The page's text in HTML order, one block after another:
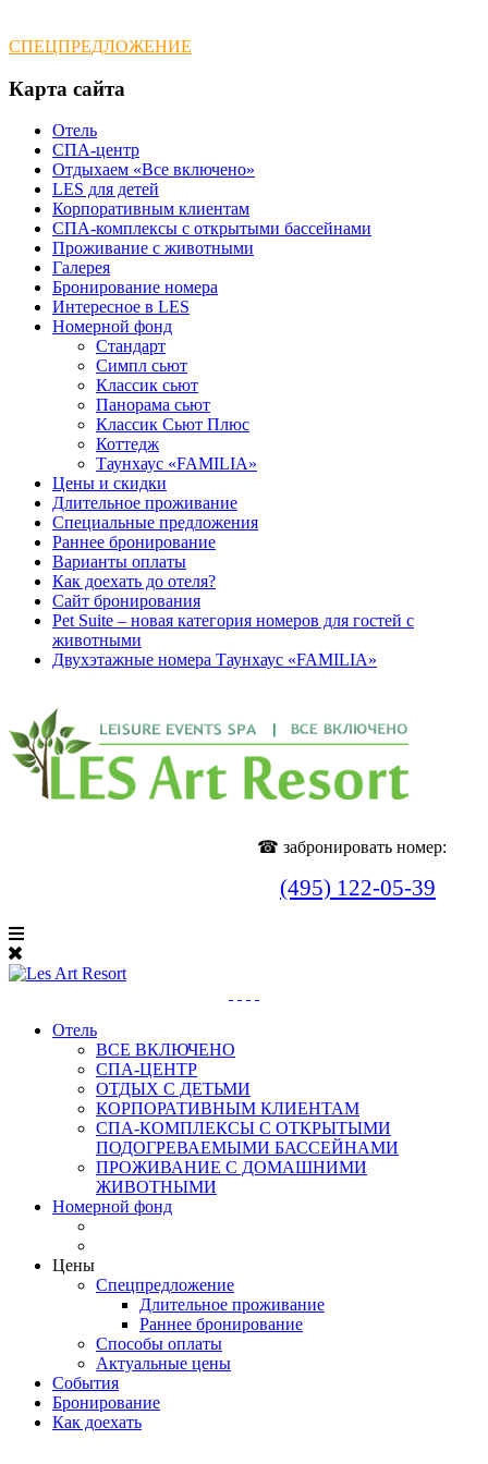
СПЕЦПРЕДЛОЖЕНИЕ
Карта сайта
Отель
СПА-центр
Отдыхаем «Все включено»
LES для детей
Корпоративным клиентам
СПА-комплексы с открытыми бассейнами
Проживание с животными
Галерея
Бронирование номера
Интересное в LES
Номерной фонд
Стандарт
Симпл сьют
Классик сьют
Панорама сьют
Классик Сьют Плюс
Коттедж
Таунхаус «FAMILIA»
Цены и скидки
Длительное проживание
Специальные предложения
Раннее бронирование
Варианты оплаты
Как доехать до отеля?
Cайт бронирования
Pet Suite – новая категория номеров для гостей с
животными
Двухэтажные номера Таунхаус «FAMILIA»
☎ забронировать номер:
(495) 122-05-39
Отель
ВСЕ ВКЛЮЧЕНО
СПА-ЦЕНТР
ОТДЫХ С ДЕТЬМИ
КОРПОРАТИВНЫМ КЛИЕНТАМ
СПА-КОМПЛЕКСЫ С ОТКРЫТЫМИ
ПОДОГРЕВАЕМЫМИ БАССЕЙНАМИ
ПРОЖИВАНИЕ С ДОМАШНИМИ
ЖИВОТНЫМИ
Номерной фонд
Цены
Спецпредложение
Длительное проживание
Раннее бронирование
Способы оплаты
Актуальные цены
События
Бронирование
Как доехать